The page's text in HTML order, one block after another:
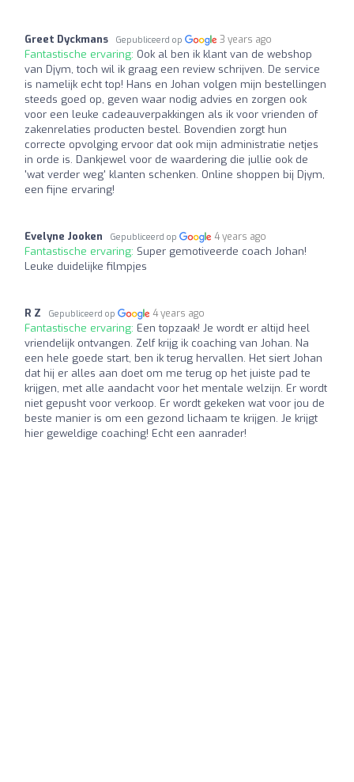
Greet Dyckmans Gepubliceerd op 3 years ago
Fantastische ervaring: Ook al ben ik klant van de webshop
van Djym, toch wil ik graag een review schrijven. De service
is namelijk echt top! Hans en Johan volgen mijn bestellingen
steeds goed op, geven waar nodig advies en zorgen ook
voor een leuke cadeauverpakkingen als ik voor vrienden of
zakenrelaties producten bestel. Bovendien zorgt hun
correcte opvolging ervoor dat ook mijn administratie netjes
in orde is. Dankjewel voor de waardering die jullie ook de
'wat verder weg' klanten schenken. Online shoppen bij Djym,
een fijne ervaring!
Evelyne Jooken Gepubliceerd op 4 years ago
Fantastische ervaring: Super gemotiveerde coach Johan!
Leuke duidelijke filmpjes
R Z Gepubliceerd op 4 years ago
Fantastische ervaring: Een topzaak! Je wordt er altijd heel
vriendelijk ontvangen. Zelf krijg ik coaching van Johan. Na
een hele goede start, ben ik terug hervallen. Het siert Johan
dat hij er alles aan doet om me terug op het juiste pad te
krijgen, met alle aandacht voor het mentale welzijn. Er wordt
niet gepusht voor verkoop. Er wordt gekeken wat voor jou de
beste manier is om een gezond lichaam te krijgen. Je krijgt
hier geweldige coaching! Echt een aanrader!